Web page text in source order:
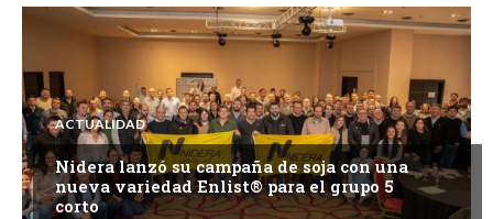
ACTUALIDAD
Nidera lanzó su campaña de soja con una
nueva variedad Enlist® para el grupo 5
corto